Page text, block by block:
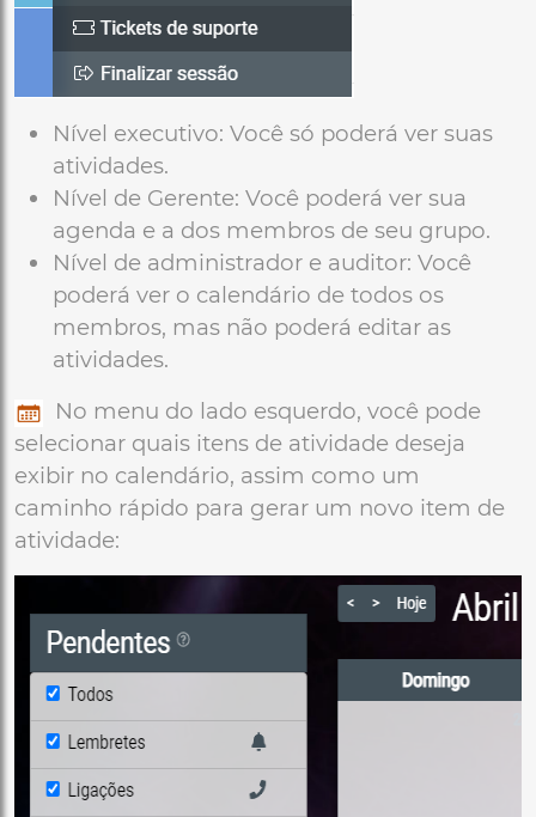
Nível executivo: Você só poderá ver suas
atividades.
Nível de Gerente: Você poderá ver sua
agenda e a dos membros de seu grupo.
Nível de administrador e auditor: Você
poderá ver o calendário de todos os
membros, mas não poderá editar as
atividades.
No menu do lado esquerdo, você pode
selecionar quais itens de atividade deseja
exibir no calendário, assim como um
caminho rápido para gerar um novo item de
atividade: